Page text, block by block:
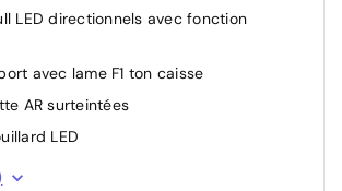
LED directionnels avec fonction
avec lame F1 ton caisse
AR surteintées
LED